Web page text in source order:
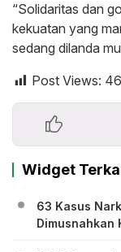
“Solidaritas dan
kekuatan yang
sedang dilanda
Post Views:
Widget
63 Kasus
Dimusnahkan